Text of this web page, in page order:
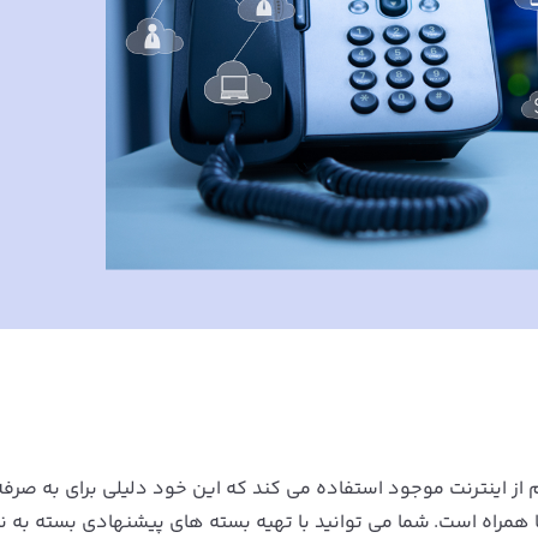
از اینترنت موجود استفاده می کند که این خود دلیلی برای به
همراه است. شما می توانید با تهیه بسته های پیشنهادی بسته به